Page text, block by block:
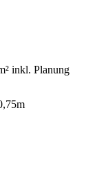
inkl. Planung